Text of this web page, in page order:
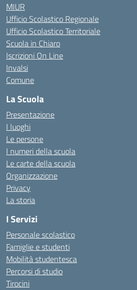
MIUR
Ufficio Scolastico Regionale
Ufficio Scolastico Territoriale
Scuola in Chiaro
Iscrizioni On Line
Invalsi
Comune
La Scuola
Presentazione
I luoghi
Le persone
I numeri della scuola
Le carte della scuola
Organizzazione
Privacy
La storia
I Servizi
Personale scolastico
Famiglie e studenti
Mobilità studentesca
Percorsi di studio
Tirocini